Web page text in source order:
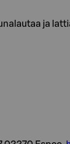
ja